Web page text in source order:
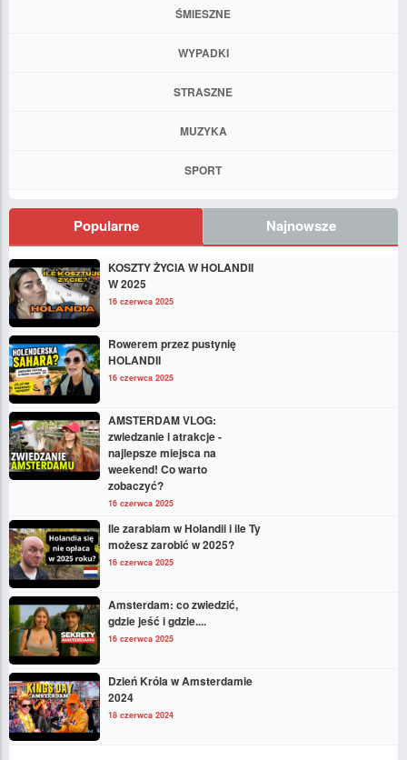
ŚMIESZNE
WYPADKI
STRASZNE
MUZYKA
SPORT
Popularne Najnowsze
KOSZTY ŻYCIA W HOLANDII
W 2025
16 czerwca 2025
Rowerem przez pustynię
HOLANDII
16 czerwca 2025
AMSTERDAM VLOG:
zwiedzanie i atrakcje -
najlepsze miejsca na
weekend! Co warto
zobaczyć?
16 czerwca 2025
Ile zarabiam w Holandii i ile Ty
możesz zarobić w 2025?
16 czerwca 2025
Amsterdam: co zwiedzić,
gdzie jeść i gdzie....
16 czerwca 2025
Dzień Króla w Amsterdamie
2024
18 czerwca 2024